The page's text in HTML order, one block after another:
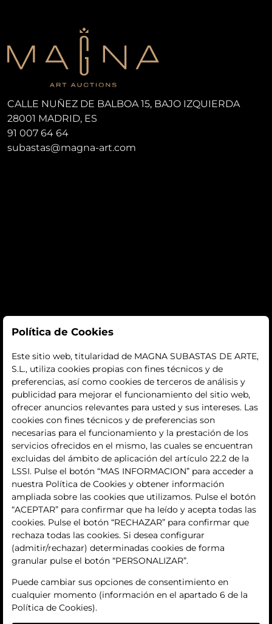
CALLE NUÑEZ DE BALBOA 15, BAJO IZQUIERDA
28001 MADRID, ES
91 007 64 64
subastas@magna-art.com
Subastas
subastas
histórico
La empresa
quiénes somos
contacto
Términos y condiciones
condiciones generales de contratación
política de privacidad
aviso legal
política de cookies
ajuste de cookies
Política de Cookies
Este sitio web, titularidad de MAGNA SUBASTAS DE ARTE,
S.L., utiliza cookies propias con fines técnicos y de
preferencias, así como cookies de terceros de análisis y
publicidad para mejorar el funcionamiento del sitio web,
ofrecer anuncios relevantes para usted y sus intereses. Las
cookies con fines técnicos y de preferencias son
necesarias para el funcionamiento y la prestación de los
servicios ofrecidos en el mismo, las cuales se encuentran
excluidas del ámbito de aplicación del artículo 22.2 de la
LSSI. Pulse el botón “MAS INFORMACION” para acceder a
nuestra Política de Cookies y obtener información
ampliada sobre las cookies que utilizamos. Pulse el botón
“ACEPTAR” para confirmar que ha leído y acepta todas las
cookies. Pulse el botón “RECHAZAR” para confirmar que
rechaza todas las cookies. Si desea configurar
(admitir/rechazar) determinadas cookies de forma
granular pulse el botón “PERSONALIZAR”.
Puede cambiar sus opciones de consentimiento en
cualquier momento (información en el apartado 6 de la
Política de Cookies).